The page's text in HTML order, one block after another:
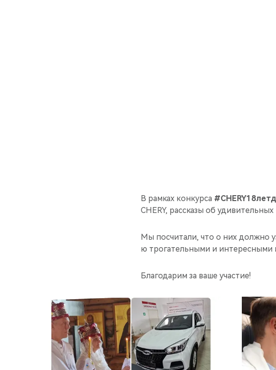
В рамках конкурса
CHERY, рассказы об
Мы посчитали, что о них должно
ю трогательными и интересными
Благодарим за ваше участие!